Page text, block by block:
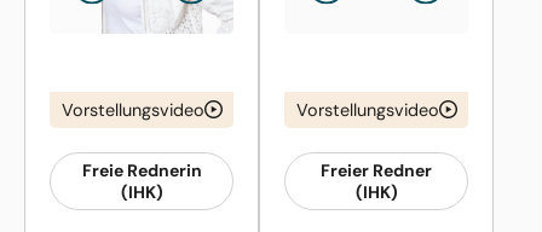
Vorstellungsvideo
Freie Rednerin
(IHK)
Vorstellungsvideo
Freier Redner
(IHK)